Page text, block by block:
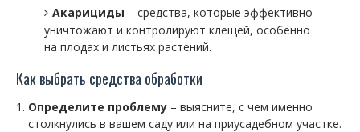
Акарициды – средства, которые эффективно
уничтожают и контролируют клещей, особенно
на плодах и листьях растений.
Как выбрать средства обработки
Определите проблему – выясните, с чем именно
столкнулись в вашем саду или на приусадебном участке.